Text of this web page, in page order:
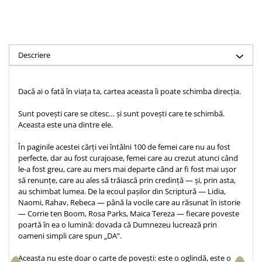
Atlase
Comentarii
Enciclopedii
Biografii
Marturii
Romane
Meditatii
Pedagogie
Poezii
Reviste
Sanatate
Pungi cadou cu versete
Sacoșă
Semne de carte
Set cadou
Statuete
Sticle apa
Suport pentru pahar
Tablouri
Tablouri canvas
Termos
Carti postale
Magneti
Descriere
Dacă ai o fată în viața ta, cartea aceasta îi poate schimba direcția.
Sunt povești care se citesc… și sunt povești care te schimbă.
Aceasta este una dintre ele.
În paginile acestei cărți vei întâlni 100 de femei care nu au fost
perfecte, dar au fost curajoase, femei care au crezut atunci când
le-a fost greu, care au mers mai departe când ar fi fost mai ușor
să renunțe, care au ales să trăiască prin credință — și, prin asta,
au schimbat lumea. De la ecoul pașilor din Scriptură — Lidia,
Naomi, Rahav, Rebeca — până la vocile care au răsunat în istorie
— Corrie ten Boom, Rosa Parks, Maica Tereza — fiecare poveste
poartă în ea o lumină: dovada că Dumnezeu lucrează prin
oameni simpli care spun „DA”.
Aceasta nu este doar o carte de povești: este o oglindă, este o